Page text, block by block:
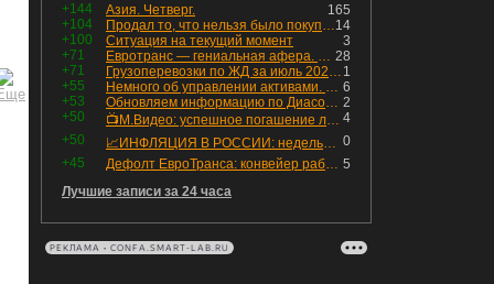
+144 165
Азия. Четверг.
+104
14
Продал то, что нельзя было покупать. Изменения в портфеле
+100
3
Ситуация на текущий момент
+71
28
Евротранс — гениальная афера. Собрал с инвесторов денег, выплатил дивидендов больше текущей капитализации и ушёл в дефолт
+71
1
Грузоперевозки по ЖД за июль 2026 г. — четвёртый месяц подряд роста, чёрные металлы на уровне прошлого года, а каменный уголь в плюсе.
+55
6
Немного об управлении активами. Для заинтересованных
+53
2
Обновляем информацию по Диасофту: дивиденды и выкуп
+50
4
📺М.Видео: успешное погашение любимого флоатера
+50
0
📈ИНФЛЯЦИЯ В РОССИИ: недельная дефляция, но в годовом выражении рост 😢
+45
5
Дефолт ЕвроТранса: конвейер работает исправно
Лучшие записи за 24 часа
РЕКЛАМА • CONFA.SMART-LAB.RU